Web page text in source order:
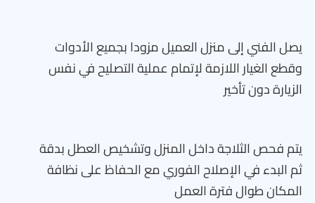
يصل الفني إلى منزل العميل مزودا بجميع الأدوات
وقطع الغيار اللازمة لإتمام عملية التصليح في نفس
الزيارة دون تأخير
يتم فحص الثلاجة داخل المنزل وتشخيص العطل بدقة
ثم البدء في الإصلاح الفوري مع الحفاظ على نظافة
المكان طوال فترة العمل